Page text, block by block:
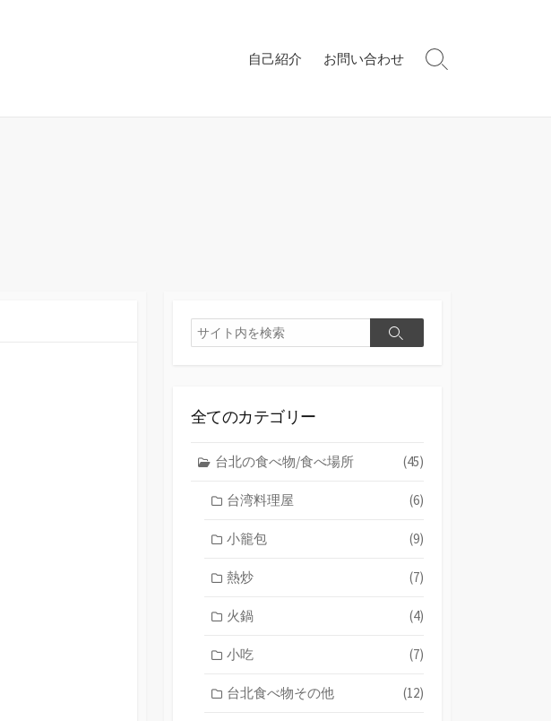
自己紹介 お問い合わせ
検
検
索
検
全てのカテゴリー
台北の食べ物/食べ場所 (45)
台湾料理屋 (6)
小籠包 (9)
熱炒 (7)
火鍋 (4)
小吃 (7)
台北食べ物その他 (12)